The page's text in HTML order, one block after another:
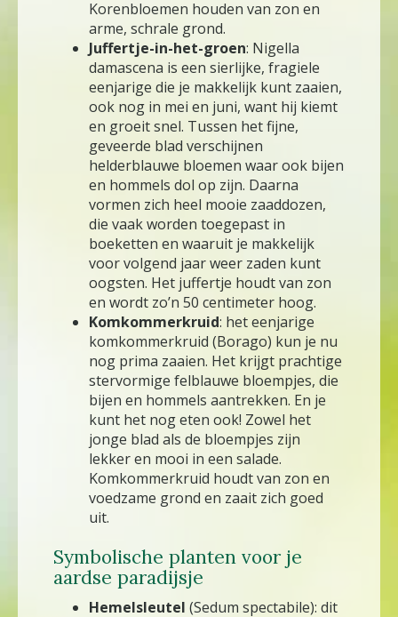
Korenbloemen houden van zon en
arme, schrale grond.
Juffertje-in-het-groen: Nigella
damascena is een sierlijke, fragiele
eenjarige die je makkelijk kunt zaaien,
ook nog in mei en juni, want hij kiemt
en groeit snel. Tussen het fijne,
geveerde blad verschijnen
helderblauwe bloemen waar ook bijen
en hommels dol op zijn. Daarna
vormen zich heel mooie zaaddozen,
die vaak worden toegepast in
boeketten en waaruit je makkelijk
voor volgend jaar weer zaden kunt
oogsten. Het juffertje houdt van zon
en wordt zo’n 50 centimeter hoog.
Komkommerkruid: het eenjarige
komkommerkruid (Borago) kun je nu
nog prima zaaien. Het krijgt prachtige
stervormige felblauwe bloempjes, die
bijen en hommels aantrekken. En je
kunt het nog eten ook! Zowel het
jonge blad als de bloempjes zijn
lekker en mooi in een salade.
Komkommerkruid houdt van zon en
voedzame grond en zaait zich goed
uit.
Symbolische planten voor je
aardse paradijsje
Hemelsleutel (Sedum spectabile): dit